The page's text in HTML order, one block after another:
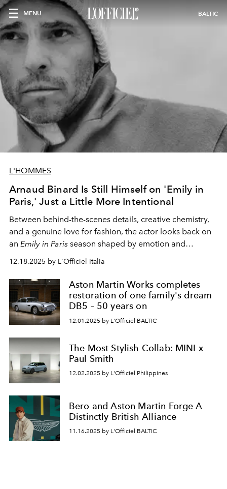
MENU BALTIC
L'HOMMES
Arnaud Binard Is Still Himself on 'Emily in
Paris,' Just a Little More Intentional
Between behind-the-scenes details, creative chemistry,
and a genuine love for fashion, the actor looks back on
an Emily in Paris season shaped by emotion and
intersecting cultural influences. The new season arrives
on Netflix on December 18.
12.18.2025 by L'Officiel Italia
Aston Martin Works completes
restoration of one family's dream
DB5 – 50 years on
12.01.2025 by L'Officiel BALTIC
The Most Stylish Collab: MINI x
Paul Smith
12.02.2025 by L'Officiel Philippines
Bero and Aston Martin Forge A
Distinctly British Alliance
11.16.2025 by L'Officiel BALTIC